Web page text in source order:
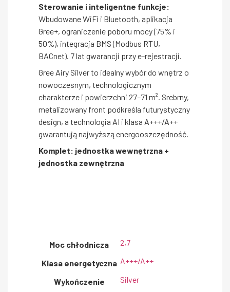
Sterowanie i inteligentne funkcje:
Wbudowane WiFi i Bluetooth, aplikacja
Gree+, ograniczenie poboru mocy (75% i
50%), integracja BMS (Modbus RTU,
BACnet). 7 lat gwarancji przy e-rejestracji.
Gree Airy Silver to idealny wybór do wnętrz o
nowoczesnym, technologicznym
charakterze i powierzchni 27–71 m². Srebrny,
metalizowany front podkreśla futurystyczny
design, a technologia AI i klasa A+++/A++
gwarantują najwyższą energooszczędność.
Komplet: jednostka wewnętrzna +
jednostka zewnętrzna
Moc chłodnicza 2,7
Klasa energetyczna A+++/A++
Wykończenie Silver